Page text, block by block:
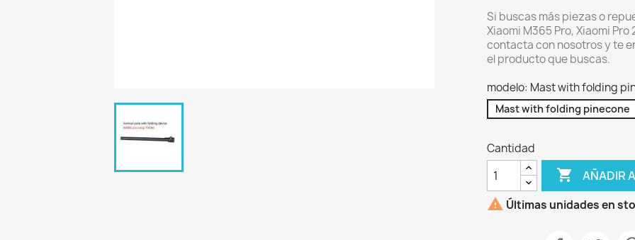
Si buscas más piezas o
Xiaomi M365 Pro, Xiaomi
contacta con nosotros y te
el producto que buscas.
modelo: Mast with folding
Mast with folding pinecone
Cantidad
 AÑADIR
 Últimas unidades en